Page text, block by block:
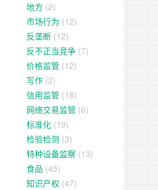
地方 (2)
市场行为 (12)
反垄断 (12)
反不正当竞争 (7)
价格监管 (12)
写作 (2)
信用监管 (18)
网络交易监管 (6)
标准化 (19)
检验检测 (3)
特种设备监察 (13)
食品 (45)
知识产权 (47)